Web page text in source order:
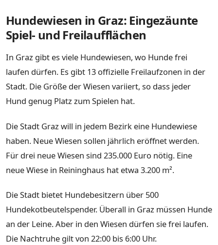
Hundewiesen in Graz: Eingezäunte
Spiel- und Freilaufflächen
In Graz gibt es viele Hundewiesen, wo Hunde frei
laufen dürfen. Es gibt 13 offizielle Freilaufzonen in der
Stadt. Die Größe der Wiesen variiert, so dass jeder
Hund genug Platz zum Spielen hat.
Die Stadt Graz will in jedem Bezirk eine Hundewiese
haben. Neue Wiesen sollen jährlich eröffnet werden.
Für drei neue Wiesen sind 235.000 Euro nötig. Eine
neue Wiese in Reininghaus hat etwa 3.200 m².
Die Stadt bietet Hundebesitzern über 500
Hundekotbeutelspender. Überall in Graz müssen Hunde
an der Leine. Aber in den Wiesen dürfen sie frei laufen.
Die Nachtruhe gilt von 22:00 bis 6:00 Uhr.